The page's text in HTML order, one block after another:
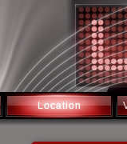
Location